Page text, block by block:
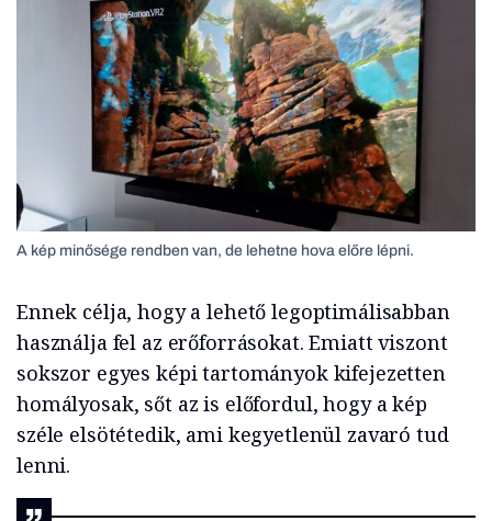
A kép minősége rendben van, de lehetne hova előre lépni.
Ennek célja, hogy a lehető legoptimálisabban
használja fel az erőforrásokat. Emiatt viszont
sokszor egyes képi tartományok kifejezetten
homályosak, sőt az is előfordul, hogy a kép
széle elsötétedik, ami kegyetlenül zavaró tud
lenni.